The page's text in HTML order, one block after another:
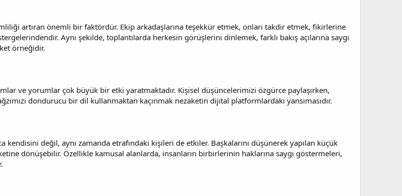
artıran önemli bir faktördür. Ekip arkadaşlarına teşekkür etmek, onları takdir etmek, fikirlerine
Aynı şekilde, toplantılarda herkesin görüşlerini dinlemek, farklı bakış açılarına saygı
örneğidir.
ve yorumlar çok büyük bir etki yaratmaktadır. Kişisel düşüncelerimizi özgürce paylaşırken,
dondurucu bir dil kullanmaktan kaçınmak nezaketin dijital platformlardaki yansımasıdır.
kendisini değil, aynı zamanda etrafındaki kişileri de etkiler. Başkalarını düşünerek yapılan küçük
dönüşebilir. Özellikle kamusal alanlarda, insanların birbirlerinin haklarına saygı göstermeleri,